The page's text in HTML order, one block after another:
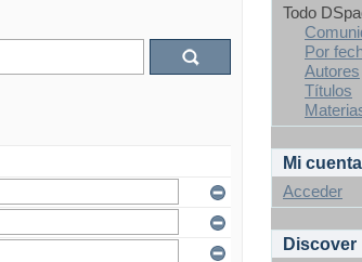
Todo
Por
Autores
Títulos
Mi cuenta
Acceder
Discover